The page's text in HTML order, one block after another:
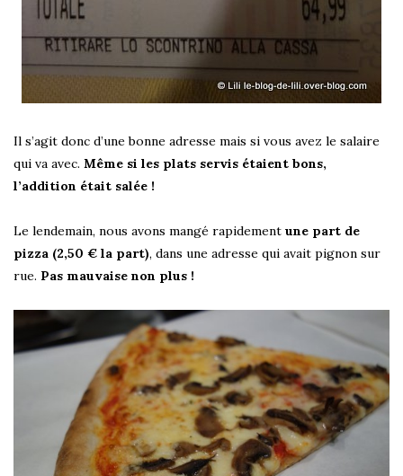
Il s’agit donc d’une bonne adresse mais si vous avez le salaire
qui va avec. Même si les plats servis étaient bons,
l’addition était salée !
Le lendemain, nous avons mangé rapidement une part de
pizza (2,50 € la part), dans une adresse qui avait pignon sur
rue. Pas mauvaise non plus !